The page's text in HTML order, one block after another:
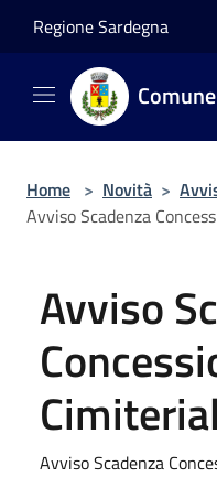
Regione Sardegna
Home > Novità >
Avviso Scadenza
Avviso
Avviso Scadenza